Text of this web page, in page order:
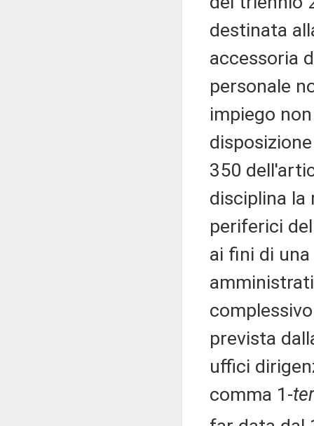
destinata
accessoria
personale
impiego
350
disciplina la
periferici
ai fini di
prevista
uffici
comma 1-ter